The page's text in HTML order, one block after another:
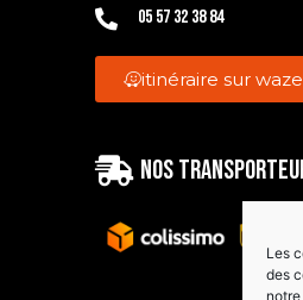
Les
des
05 57 32 38 84
itinéraire sur waze
Nos